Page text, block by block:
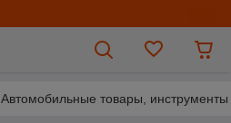
Автомобильные товары, инструменты